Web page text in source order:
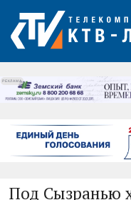
РЕКЛАМА
Под Сызранью